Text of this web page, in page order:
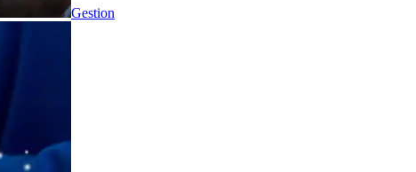
Gestion